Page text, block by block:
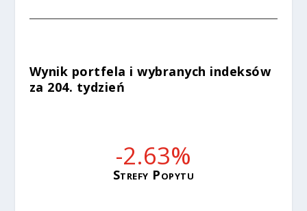
Wynik portfela i wybranych indeksów
za 204. tydzień
-2.63%
Strefy Popytu